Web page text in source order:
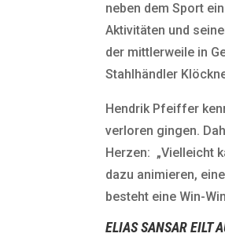
neben dem Sport
Aktivitäten und
der mittlerweile in
Stahlhändler
Hendrik Pfeiffer
verloren gingen.
Herzen: „Vielleicht
dazu animieren,
besteht eine Win-
ELIAS SANSAR EILT